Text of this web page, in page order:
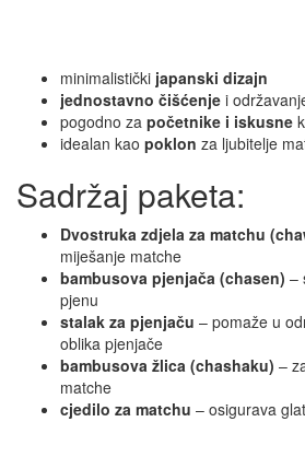
minimalistički japanski dizajn
jednostavno čišćenje i
pogodno za početnike i iskusne
idealan kao poklon za ljubitelje
Sadržaj paketa:
Dvostruka zdjela za matchu
miješanje matche
bambusova pjenjača (chasen) –
pjenu
stalak za pjenjaču – pomaže u
oblika pjenjače
bambusova žlica (chashaku) –
matche
cjedilo za matchu – osigurava